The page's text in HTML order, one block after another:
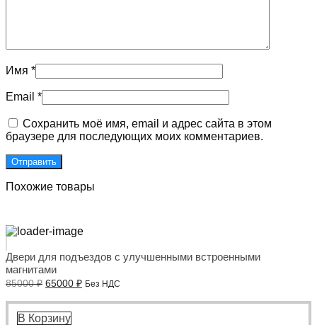
Имя *
Email *
Сохранить моё имя, email и адрес сайта в этом
браузере для последующих моих комментариев.
Похожие товары
Двери для подъездов с улучшенными встроенными
магнитами
85000₽ Первоначальная
составляла
85000 ₽.
65000 ₽Текущая
65000 ₽.
Без НДС
В Корзину